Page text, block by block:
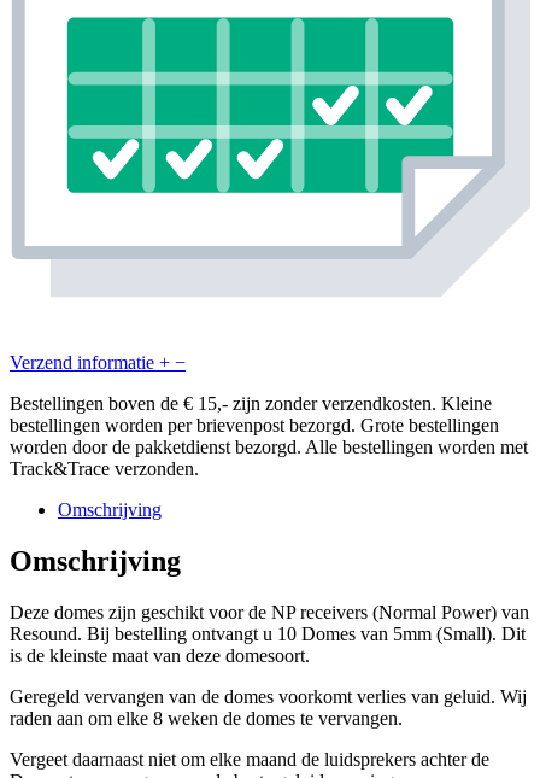
Verzend informatie + −
Bestellingen boven de € 15,- zijn zonder verzendkosten. Kleine
bestellingen worden per brievenpost bezorgd. Grote bestellingen
worden door de pakketdienst bezorgd. Alle bestellingen worden met
Track&Trace verzonden.
Omschrijving
Omschrijving
Deze domes zijn geschikt voor de NP receivers (Normal Power) van
Resound. Bij bestelling ontvangt u 10 Domes van 5mm (Small). Dit
is de kleinste maat van deze domesoort.
Geregeld vervangen van de domes voorkomt verlies van geluid. Wij
raden aan om elke 8 weken de domes te vervangen.
Vergeet daarnaast niet om elke maand de luidsprekers achter de